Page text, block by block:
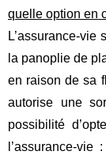
quelle option en
L’assurance-vie
la panoplie de
en raison de sa
autorise une
possibilité
l’assurance-